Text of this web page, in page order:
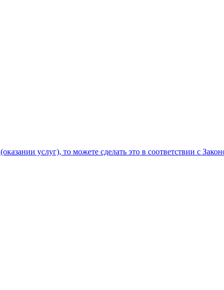
услуг), то можете сделать это в соответствии с